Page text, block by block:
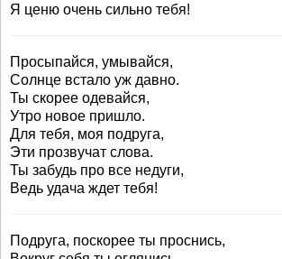
Я ценю очень сильно тебя!
Просыпайся, умывайся,
Солнце встало уж давно.
Ты скорее одевайся,
Утро новое пришло.
Для тебя, моя подруга,
Эти прозвучат слова.
Ты забудь про все недуги,
Ведь удача ждет тебя!
Подруга, поскорее ты проснись,